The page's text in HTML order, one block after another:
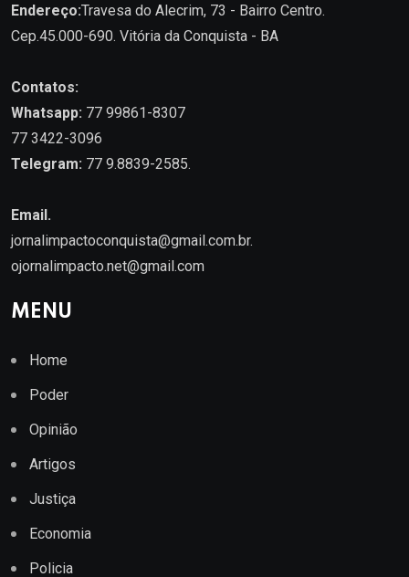
Endereço:Travesa do Alecrim, 73 - Bairro Centro.
Cep.45.000-690. Vitória da Conquista - BA
Contatos:
Whatsapp: 77 99861-8307
77 3422-3096
Telegram: 77 9.8839-2585.
Email.
jornalimpactoconquista@gmail.com.br.
ojornalimpacto.net@gmail.com
MENU
Home
Poder
Opinião
Artigos
Justiça
Economia
Policia